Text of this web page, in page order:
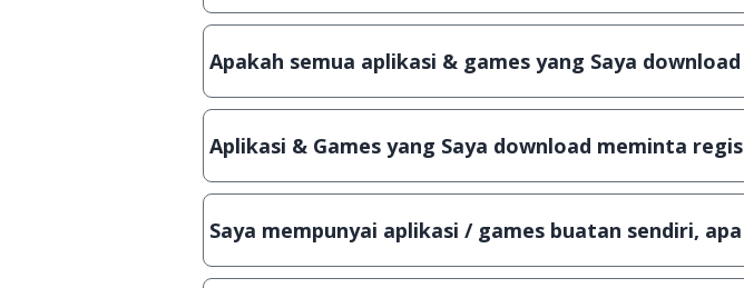
Ya, JalanTikus hanya membagikan aplikasi & games yang
Apakah semua aplikasi & games yang Saya
Ya, JalanTikus selalu melakukan scanning dengan 3 jenis
Aplikasi & Games yang Saya download meminta
Meskipun dibagikan secara gratis, namun ada beberapa
Saya mempunyai aplikasi / games buatan sendiri,
Tentu saja bisa. Silahkan kirim email keinfo@jalantikus.com